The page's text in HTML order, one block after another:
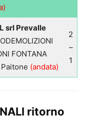
srl Prevalle
FONTANA
(andata)
2
–
1
ritorno